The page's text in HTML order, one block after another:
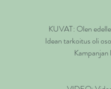
KUVAT: Olen
Idean tarkoitus oli